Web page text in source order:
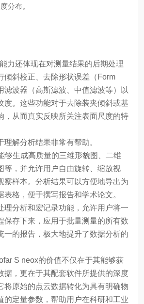
分布。
力还体现在对测量结果的后期处理
倾斜校正、去除形状误差（Form
滤波器（高斯滤波、中值滤波等）以
度。这些功能对于去除装夹倾斜或基
，从而真实反映所关注表面尺度的特
理解分析结果非常有帮助。
够生成高质量的三维形貌图、二维
等，并允许用户自由旋转、缩放视
察样本。分析结果可以方便地导出为
表格，便于撰写报告和学术论文。
理分析和宏记录功能，允许用户将一
保存下来，应用于批量测量的所有数
一的报告，极大地提升了数据分析的
S neox的价值不仅在于其能够获
据，更在于其配套软件所提供的深度
将原始的点云数据转化为具有明确物
的定量参数，帮助用户在科研和工业